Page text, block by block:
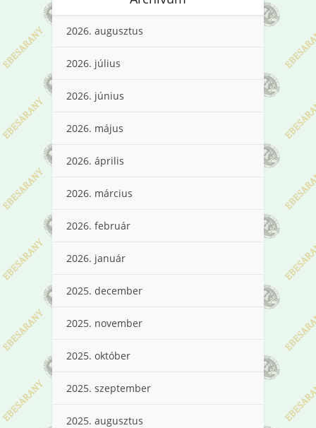
2026. augusztus
2026. július
2026. június
2026. május
2026. április
2026. március
2026. február
2026. január
2025. december
2025. november
2025. október
2025. szeptember
2025. augusztus